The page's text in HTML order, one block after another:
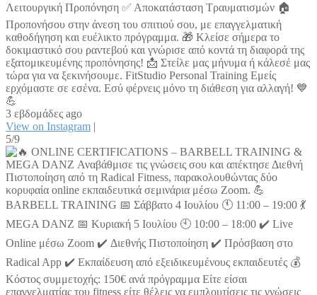
Λειτουργική Προπόνηση ✅ Αποκατάσταση Τραυματισμών 🏠
Προπονήσου στην άνεση του σπιτιού σου, με επαγγελματική
καθοδήγηση και ευέλικτο πρόγραμμα. 🎁 Κλείσε σήμερα το
δοκιμαστικό σου ραντεβού και γνώρισε από κοντά τη διαφορά της
εξατομικευμένης προπόνησης! 📩 Στείλε μας μήνυμα ή κάλεσέ μας
τώρα για να ξεκινήσουμε. FitStudio Personal Training Εμείς
ερχόμαστε σε εσένα. Εσύ φέρνεις μόνο τη διάθεση για αλλαγή! 💙
💪
3 εβδομάδες ago
View on Instagram |
5/9